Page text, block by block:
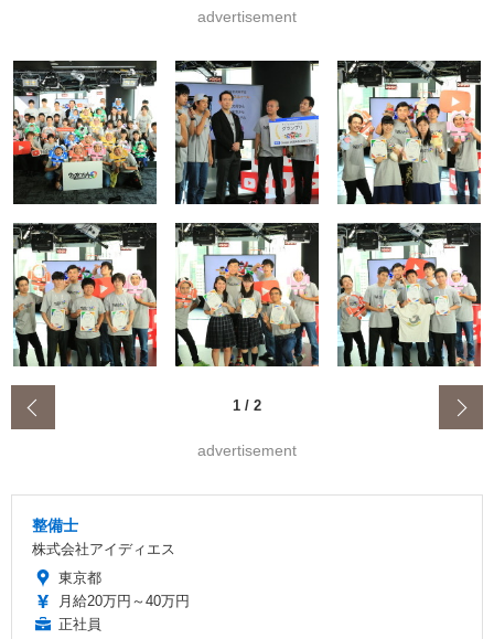
advertisement
1 / 2
advertisement
整備士
株式会社アイディエス
東京都
月給20万円～40万円
正社員